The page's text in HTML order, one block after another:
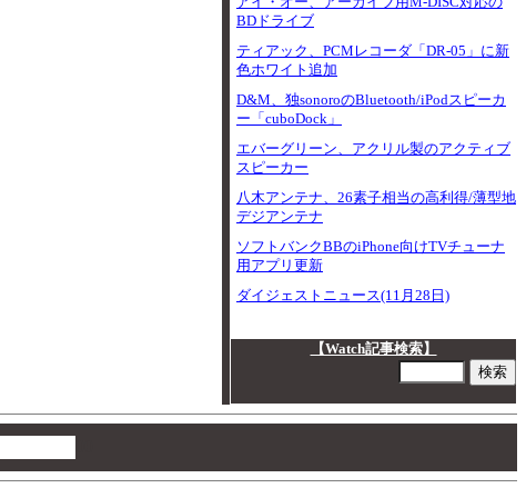
BDドライブ
ティアック、PCMレコーダ「DR-05」に新
色ホワイト追加
D&M、独sonoroのBluetooth/iPodスピーカ
ー「cuboDock」
エバーグリーン、アクリル製のアクティブ
スピーカー
八木アンテナ、26素子相当の高利得/薄型地
デジアンテナ
ソフトバンクBBのiPhone向けTVチューナ
用アプリ更新
ダイジェストニュース(11月28日)
【Watch記事検索】